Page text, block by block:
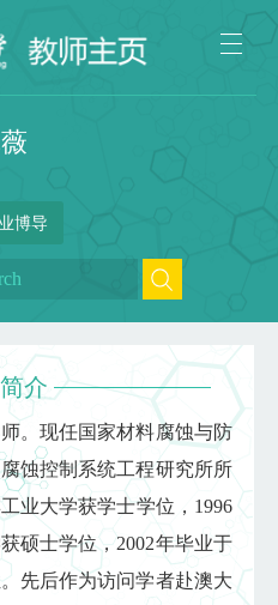
博导
介
。现任国家材料腐蚀与防
蚀控制系统工程研究所所
业大学获学士学位，1996
硕士学位，2002年毕业于
先后作为访问学者赴澳大